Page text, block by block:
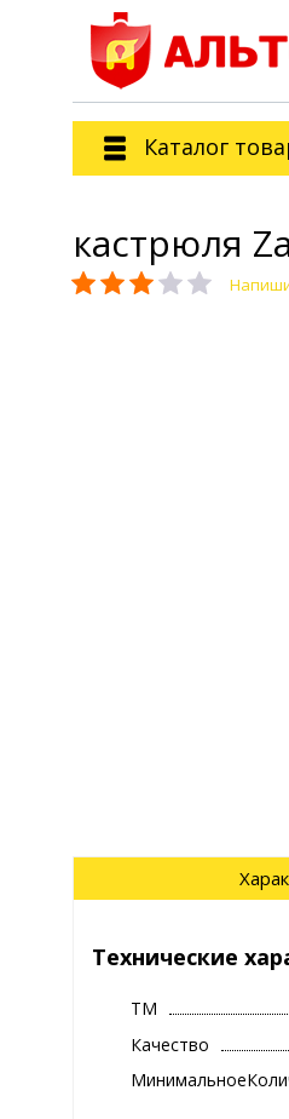
Каталог
кастрюля
Технические
ТМ
Качество